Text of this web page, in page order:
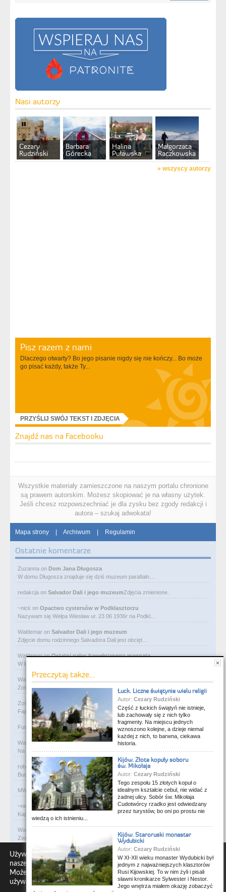
Nasi autorzy
Cezary
Rudziński
Barbara
Górecka
Halina
Puławska
Małgorzata
Raczkowska
» wszyscy autorzy
Pisz razem z nami
Dlaczego otwarty? Bo jego pisanie nigdy się nie kończy... Bo może
go pisać każdy, także Ty...
PRZYŚLIJ SWÓJ TEKST I ZDJĘCIA
Znajdź nas na Facebooku
Wszystkie materiały zamieszczone na naszym portalu chronione
są prawem autorskim. Możesz skopiować je na własny użytek.
Jeśli chcesz rozpowszechniać je dla zysku bez zgody redakcji i
autora – szukaj adwokata!
Mapa strony | Archiwum | Regulamin
Ostatnie komentarze
Zuzanna on Dom Jana Długosza
W domu Długosza znajduje się dziś muzeum parafialn…
redakcja on Salvador Dali i jego muzeumZdjęcia zmienione.
~nick on Opactwo cystersów w Podklasztorzu
Nazywam się Wełpa Wiesław ur. 23 06 1936r na Podkl…
Waldemar on Salvador Dali i jego muzeum
Zdjęcie domu rodzinnego Salvadora Dali jest obcięt…
Waldemar on Ostatni pałac bawełnianego magnata
W Łodzi, obok Manufaktury, przy ulicy Ogrodowej je…
Waldemar on Rycerze-rabusie i więzienie Janosika
Zośka - zarejestruj się na flog i wrzucaj foty. Gw…
Zośka on
Rycerze-rabusie i więzienie Janosika
Fajne, podoba mi się. Ale czy ktoś przejrzy kiedyś…
Fusia84 on Rycerze-rabusie i więzienie JanosikaZ albumu rodzinnego.
Waldemar on A co to za tabliczka?
Na Słowacji w miejscowości Rajecké Teplice , na śc…
robert on W murach dawnej synagogi
Budynek murowanej synagogi w Ciechanowcu jest już…
MW on Święty Andrzej i miejscowa bohemaCo to za bzdury?
~nick on Przeprawa zbudowana dla władcy
Kaplica Św. Anny pierwotnie kaplica rzymsko-katoli…
Waldemar
Zwracają uwagę lampy uliczne z bateriami słoneczny…
Waldemar
Adam Asnyk. Poeta z mojego miasta
CIEKAWOSTKA że pod banderą Malty pływa statek m/v…
Waldemar on Historia na Wawelskim Wzgórzu
Michał Bogoria Skotnicki (1775–1808). Portret Mich…
Używamy plików cookie, aby zapewnić Ci najlepszą jakość na
naszej stronie internetowej.
Możesz dowiedzieć się więcej o tym, których plików cookie
używamy lub wyłącz je w ustawieniach.
Przeczytaj także...
Łuck. Liczne świątynie wielu religii
Autor: Cezary Rudziński
Część z łuckich świątyń nie istnieje,
lub zachowały się z nich tylko
fragmenty. Na miejscu jednych
wznoszono kolejne, a dzieje niemal
każdej z nich, to barwna, ciekawa
historia.
Kijów. Złote kopuły soboru
św. Mikołaja
Autor: Cezary Rudziński
Tego zespołu 15 złotych kopuł o
idealnym kształcie cebul, nie widać z
żadnej ulicy. Sobór św. Mikołaja
Cudotwórcy rzadko jest odwiedzany
przez turystów, bo oni po prostu nie
wiedzą o ich istnieniu...
Kijów. Staroruski monaster
Wydubicki
Autor: Cezary Rudziński
W XI-XII wieku monaster Wydubicki był
jednym z najważniejszych klasztorów
Rusi Kijowskiej. To w nim żyli i pisali
sławni kronikarze Sylwester i Nestor.
Jego wnętrza miałem okazję zobaczyć